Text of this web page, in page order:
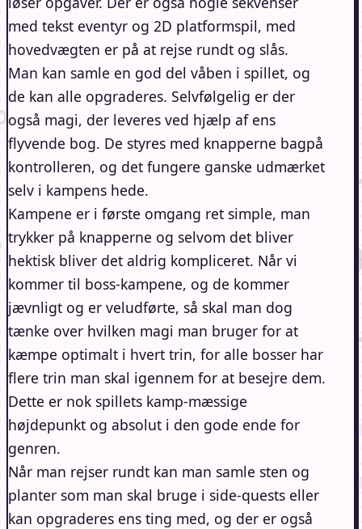
med tekst eventyr og 2D platformspil, med
hovedvægten er på at rejse rundt og slås.
Man kan samle en god del våben i spillet, og
de kan alle opgraderes. Selvfølgelig er der
også magi, der leveres ved hjælp af ens
flyvende bog. De styres med knapperne bagpå
kontrolleren, og det fungere ganske udmærket
selv i kampens hede.
Kampene er i første omgang ret simple, man
trykker på knapperne og selvom det bliver
hektisk bliver det aldrig kompliceret. Når vi
kommer til boss-kampene, og de kommer
jævnligt og er veludførte, så skal man dog
tænke over hvilken magi man bruger for at
kæmpe optimalt i hvert trin, for alle bosser har
flere trin man skal igennem for at besejre dem.
Dette er nok spillets kamp-mæssige
højdepunkt og absolut i den gode ende for
genren.
Når man rejser rundt kan man samle sten og
planter som man skal bruge i side-quests eller
kan opgraderes ens ting med, og der er også